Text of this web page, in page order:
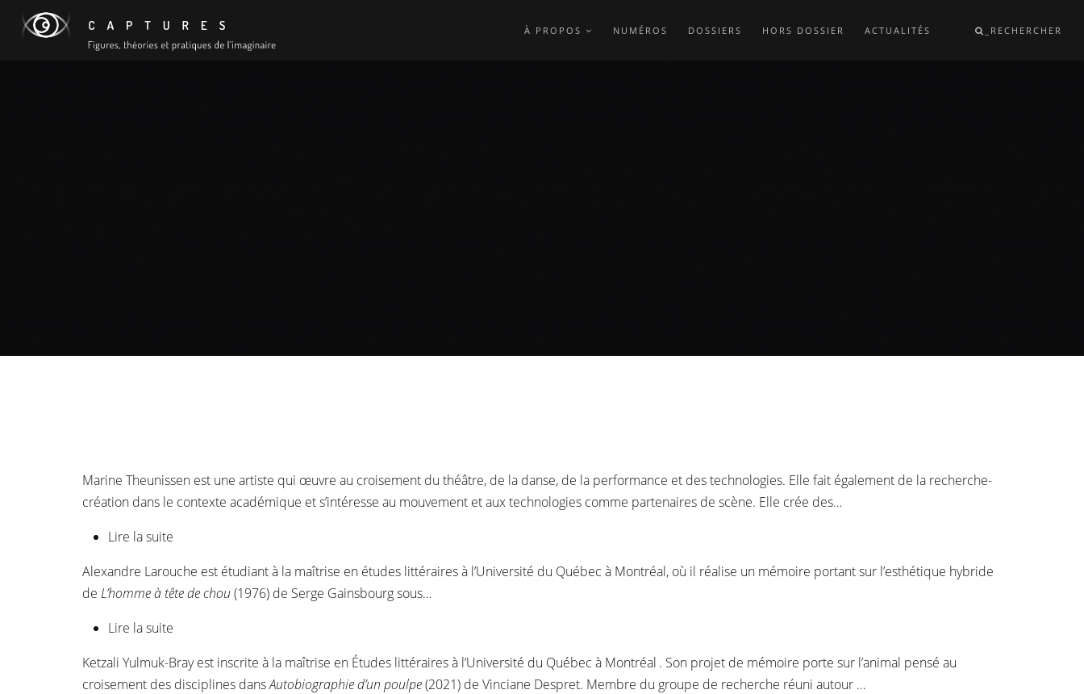
À PROPOS NUMÉROS DOSSIERS HORS DOSSIER ACTUALITÉS _RECHERCHER
Marine Theunissen est une artiste qui œuvre au croisement du théâtre, de la danse, de la performance et des technologies. Elle fait également de la recherche-
création dans le contexte académique et s’intéresse au mouvement et aux technologies comme partenaires de scène. Elle crée des…
Lire la suite
Alexandre Larouche est étudiant à la maîtrise en études littéraires à l’Université du Québec à Montréal, où il réalise un mémoire portant sur l’esthétique hybride
de L’homme à tête de chou(1976) de Serge Gainsbourg sous…
Lire la suite
Ketzali Yulmuk-Bray est inscrite à la maîtrise en Études littéraires à l’Université du Québec à Montréal . Son projet de mémoire porte sur l’animal pensé au
croisement des disciplines dansAutobiographie d’un poulpe(2021) de Vinciane Despret. Membre du groupe de recherche réuni autour …